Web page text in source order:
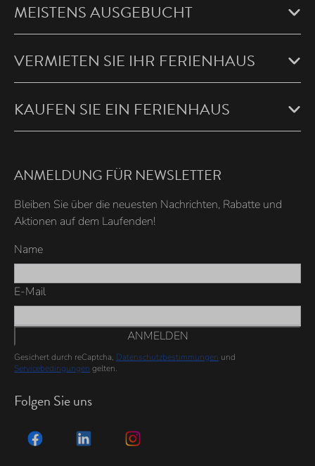
MEISTENS AUSGEBUCHT
VERMIETEN SIE IHR FERIENHAUS
KAUFEN SIE EIN FERIENHAUS
ANMELDUNG FÜR NEWSLETTER
Bleiben Sie über die neuesten Nachrichten, Rabatte und
Aktionen auf dem Laufenden!
Name
E-Mail
ANMELDEN
Gesichert durch reCaptcha, Datenschutzbestimmungen und
Servicebedingungen gelten.
Folgen Sie uns